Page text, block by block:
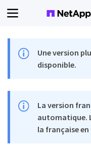
Une version
disponible.
La version
automatique.
la française en